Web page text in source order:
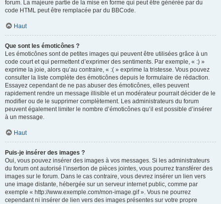
forum. La majeure partie de la mise en forme qui peut être générée par du
code HTML peut être remplacée par du BBCode.
Haut
Que sont les émoticônes ?
Les émoticônes sont de petites images qui peuvent être utilisées grâce à un
code court et qui permettent d’exprimer des sentiments. Par exemple, « :) »
exprime la joie, alors qu’au contraire, « :( » exprime la tristesse. Vous pouvez
consulter la liste complète des émoticônes depuis le formulaire de rédaction.
Essayez cependant de ne pas abuser des émoticônes, elles peuvent
rapidement rendre un message illisible et un modérateur pourrait décider de le
modifier ou de le supprimer complètement. Les administrateurs du forum
peuvent également limiter le nombre d’émoticônes qu’il est possible d’insérer
à un message.
Haut
Puis-je insérer des images ?
Oui, vous pouvez insérer des images à vos messages. Si les administrateurs
du forum ont autorisé l’insertion de pièces jointes, vous pourrez transférer des
images sur le forum. Dans le cas contraire, vous devrez insérer un lien vers
une image distante, hébergée sur un serveur internet public, comme par
exemple « http://www.exemple.com/mon-image.gif ». Vous ne pourrez
cependant ni insérer de lien vers des images présentes sur votre propre